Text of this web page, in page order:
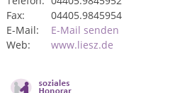
Fax:
04405.9845954
E-Mail:
E-Mail senden
Web:
www.liesz.de